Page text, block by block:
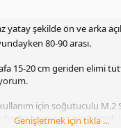
yatay şekilde ön ve arka
80-90 arası.
15-20 cm geriden elimi
için soğutuculu M.2
başka bir oyuna girebilmek
Genişletmek için tıkla ...